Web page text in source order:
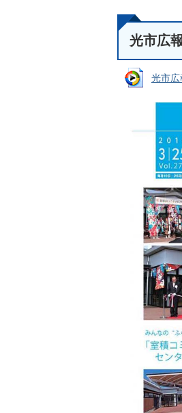
光市広
光市